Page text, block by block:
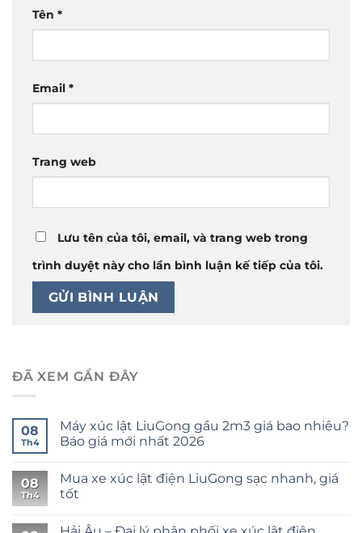
Tên *
Email *
Trang web
Lưu tên của tôi, email, và trang web trong
trình duyệt này cho lần bình luận kế tiếp của tôi.
ĐÃ XEM GẦN ĐÂY
08
Th4
Máy xúc lật LiuGong gầu 2m3 giá bao nhiêu?
Báo giá mới nhất 2026
08
Th4
Mua xe xúc lật điện LiuGong sạc nhanh, giá
tốt